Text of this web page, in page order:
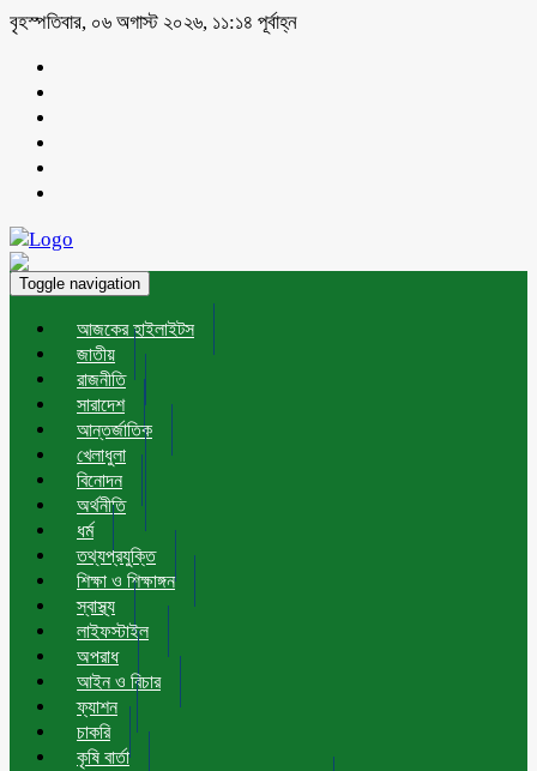
বৃহস্পতিবার, ০৬ অগাস্ট ২০২৬, ১১:১৪ পূর্বাহ্ন
Toggle navigation
আজকের হাইলাইটস
জাতীয়
রাজনীতি
সারাদেশ
আন্তর্জাতিক
খেলাধুলা
বিনোদন
অর্থনীতি
ধর্ম
তথ্যপ্রযুক্তি
শিক্ষা ও শিক্ষাঙ্গন
স্বাস্থ্য
লাইফস্টাইল
অপরাধ
আইন ও বিচার
ফ্যাশন
চাকরি
কৃষি বার্তা